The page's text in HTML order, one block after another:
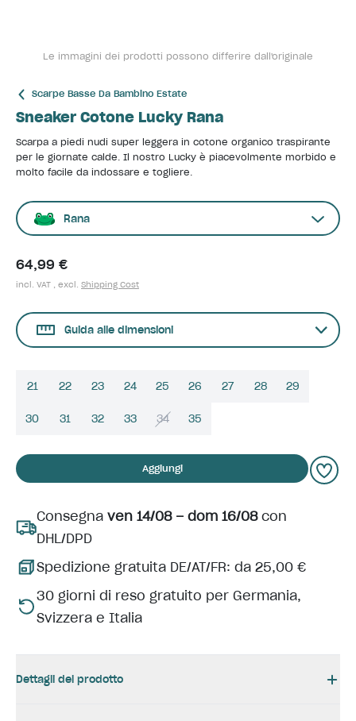
Le immagini dei prodotti possono differire dall'originale
Scarpe Basse Da Bambino Estate
Sneaker Cotone Lucky Rana
Scarpa a piedi nudi super leggera in cotone organico traspirante
per le giornate calde. Il nostro Lucky è piacevolmente morbido e
molto facile da indossare e togliere.
Rana
64,99 €
incl. VAT , excl. Shipping Cost
Guida alle dimensioni
21 22 23 24 25 26 27 28 29
30 31 32 33 34 35
Aggiungi
Consegna ven 14/08 – dom 16/08con
DHL/DPD
Spedizione gratuita DE/AT/FR: da 25,00 €
30 giorni di reso gratuito per Germania,
Svizzera e Italia
Dettagli del prodotto